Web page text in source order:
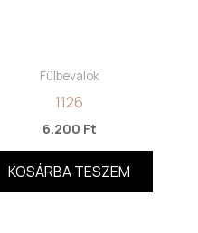
Fülbevalók
1126
6.200 Ft
KOSÁRBA TESZEM